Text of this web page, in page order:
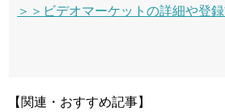
＞＞ビデオマーケットの詳細や登
【関連・おすすめ記事】